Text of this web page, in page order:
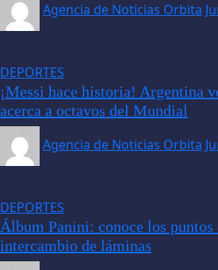
Agencia de Noticias Orbita
DEPORTES
¡Messi hace historia! Argentina
acerca a octavos del Mundial
Agencia de Noticias Orbita
DEPORTES
Álbum Panini: conoce los puntos
intercambio de láminas